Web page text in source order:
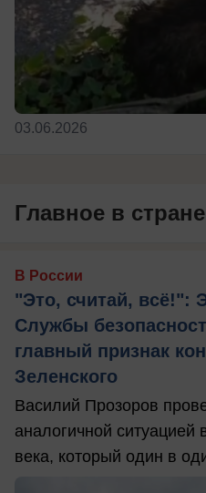
03.06.2026
Главное в стране
В России
"Это, считай, всё!":
Службы
главный признак
Зеленского
Василий Прозоров
аналогичной ситуацией
века, который один в